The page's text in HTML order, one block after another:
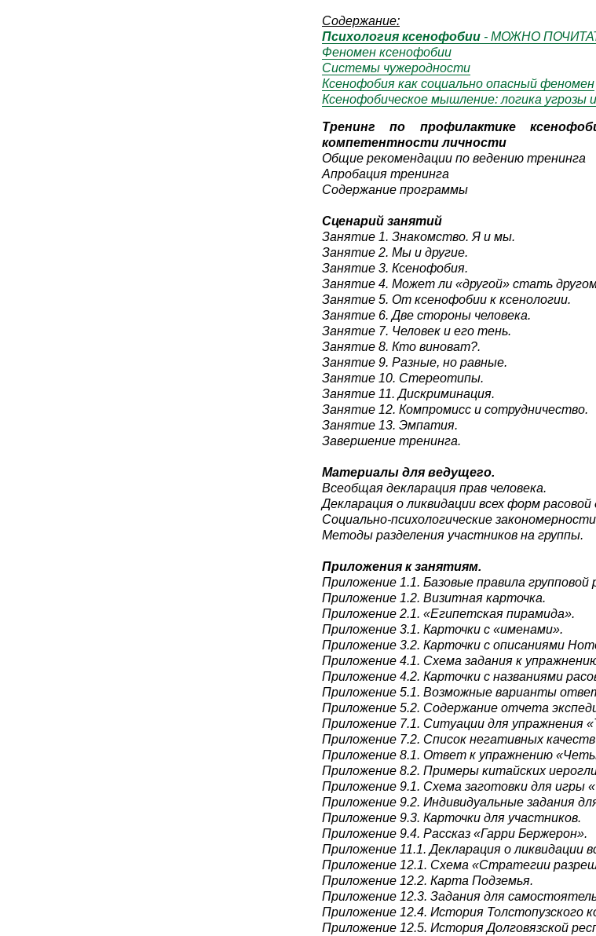
Содержание:
Психология ксенофобии - МОЖНО
Феномен ксенофобии
Системы чужеродности
Ксенофобия как социально опасный феномен
Ксенофобическое мышление: логика
Тренинг по профилактике
компетентности личности
Общие рекомендации по ведению тренинга
Апробация тренинга
Содержание программы
Сценарий занятий
Занятие 1. Знакомство. Я и мы.
Занятие 2. Мы и другие.
Занятие 3. Ксенофобия.
Занятие 4. Может ли «другой» стать
Занятие 5. От ксенофобии к ксенологии.
Занятие 6. Две стороны человека.
Занятие 7. Человек и его тень.
Занятие 8. Кто виноват?.
Занятие 9. Разные, но равные.
Занятие 10. Стереотипы.
Занятие 11. Дискриминация.
Занятие 12. Компромисс и сотрудничество.
Занятие 13. Эмпатия.
Завершение тренинга.
Материалы для ведущего.
Всеобщая декларация прав человека.
Декларация о ликвидации всех форм расовой
Социально-психологические
Методы разделения участников на группы.
Приложения к занятиям.
Приложение 1.1. Базовые правила групповой
Приложение 1.2. Визитная карточка.
Приложение 2.1. «Египетская пирамида».
Приложение 3.1. Карточки с «именами».
Приложение 3.2. Карточки с описаниями
Приложение 4.1. Схема задания к
Приложение 4.2. Карточки с названиями
Приложение 5.1. Возможные варианты
Приложение 5.2. Содержание отчета
Приложение 7.1. Ситуации для упражнения
Приложение 7.2. Список негативных
Приложение 8.1. Ответ к упражнению
Приложение 8.2. Примеры китайских
Приложение 9.1. Схема заготовки для игры
Приложение 9.2. Индивидуальные задания
Приложение 9.3. Карточки для участников.
Приложение 9.4. Рассказ «Гарри Бержерон».
Приложение 11.1. Декларация о ликвидации
Приложение 12.1. Схема «Стратегии
Приложение 12.2. Карта Подземья.
Приложение 12.3. Задания для
Приложение 12.4. История Толстопузского
Приложение 12.5. История Долговязской